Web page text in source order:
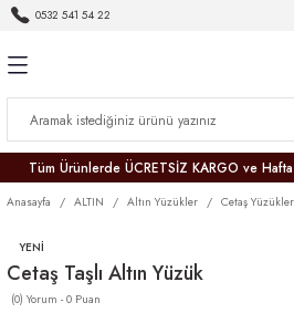
0532 541 54 22
Tüm Ürünlerde ÜCRETSİZ KARGO ve
Anasayfa ALTIN Altın Yüzükler Cetaş Yüzükler
YENİ
Cetaş Taşlı Altın Yüzük
(0) Yorum - 0 Puan